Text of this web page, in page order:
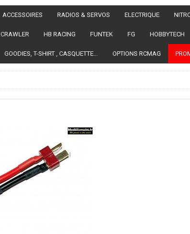
ACCESSOIRES RADIOS & SERVOS ELECTRIQUE
CRAWLER HB RACING FUNTEK FG HOBBYTECH
GOODIES, T-SHIRT , CASQUETTE... OPTIONS RCMAG